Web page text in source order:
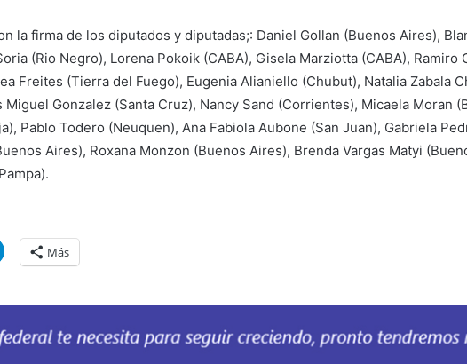
la firma de los diputados y diputadas;: Daniel Gollan (Buenos Aires),
(Rio Negro), Lorena Pokoik (CABA), Gisela Marziotta (CABA), Ramiro
Freites (Tierra del Fuego), Eugenia Alianiello (Chubut), Natalia Zabala
Miguel Gonzalez (Santa Cruz), Nancy Sand (Corrientes), Micaela Moran
Pablo Todero (Neuquen), Ana Fabiola Aubone (San Juan), Gabriela
Aires), Roxana Monzon (Buenos Aires), Brenda Vargas Matyi
Más